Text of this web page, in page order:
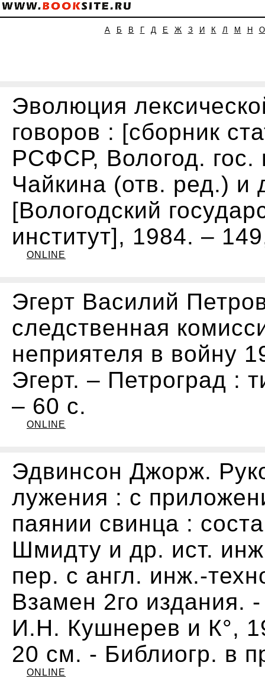
А Б В Г Д Е Ж З И К Л М Н О
Эволюция
говоров : [сборник
РСФСР, Вологод.
Чайкина (отв. ред.) и
[Вологодский
институт], 1984. –
ONLINE
Эгерт Василий
следственная
неприятеля в войну
Эгерт. – Петроград :
– 60 с.
ONLINE
Эдвинсон Джорж.
лужения : с
паянии свинца :
Шмидту и др. ист.
пер. с англ. инж.-
Взамен 2го издания.
И.Н. Кушнерев и К°,
20 см. - Библиогр. в
ONLINE